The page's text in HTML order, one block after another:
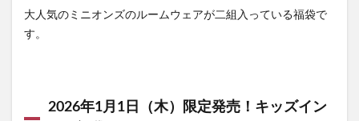
大人気のミニオンズのルームウェアが二組入っている福袋で
す。
2026年1月1日（木）限定発売！キッズイン